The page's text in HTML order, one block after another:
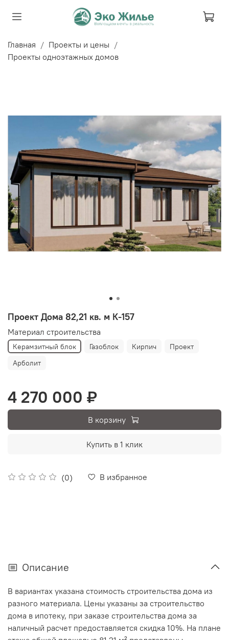
Главная
Проекты и цены
Проекты одноэтажных домов
Проект Дома 82,21 кв. м К-157
(0) В избранное
Материал строительства
Керамзитный блок Газоблок Кирпич
Проект
Арболит
4 270 000 ₽
В корзину
Купить в 1 клик
Описание
В вариантах указана стоимость строительства дома из
разного материала. Цены указаны за строительство
дома в ипотеку, при заказе строительства дома за
наличный расчет предоставляется скидка 10%. На плане